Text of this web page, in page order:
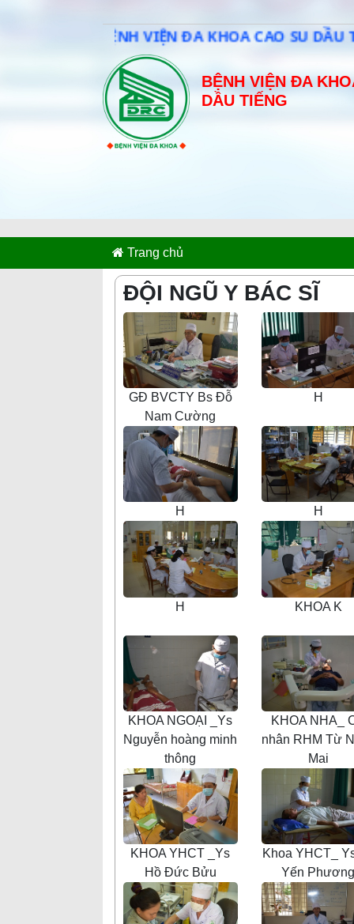
BỆNH VIỆN ĐA KHOA CAO SU DẦU
BỆNH VIỆN ĐA
DẦU TIẾNG
Trang chủ
ĐỘI NGŨ Y BÁC SĨ
GĐ BVCTY Bs Đỗ
Nam Cường
H
H H
H KHOA K
KHOA NGOẠI _Ys
Nguyễn hoàng minh
thông
KHOA NHA_
nhân RHM Từ
Mai
KHOA YHCT _Ys
Hồ Đức Bửu
Khoa YHCT_
Yến